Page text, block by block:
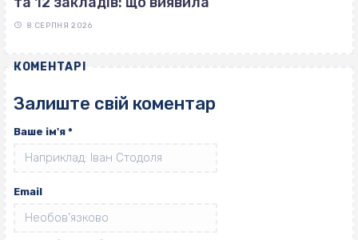
8 СЕРПНЯ 2026
КОМЕНТАРІ
Залиште свій коментар
Ваше ім'я *
Email